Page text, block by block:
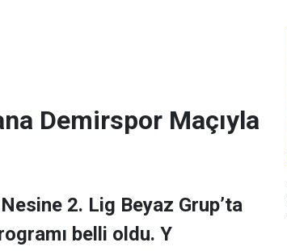
Demirspor Maçıyla
2. Lig Beyaz Grup’ta
belli oldu. Y